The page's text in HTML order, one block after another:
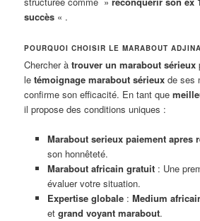
succès « .
POURQUOI CHOISIR LE MARABOUT
Chercher àtrouver un marabout sérieux
letémoignage marabout sérieux de ses
confirme son efficacité. En tant que
il propose des conditions uniques :
Marabout serieux paiement apres
son honnêteté.
Marabout africain gratuit: Une
évaluer votre situation.
Expertise globale: Medium
et grand voyant marabout.